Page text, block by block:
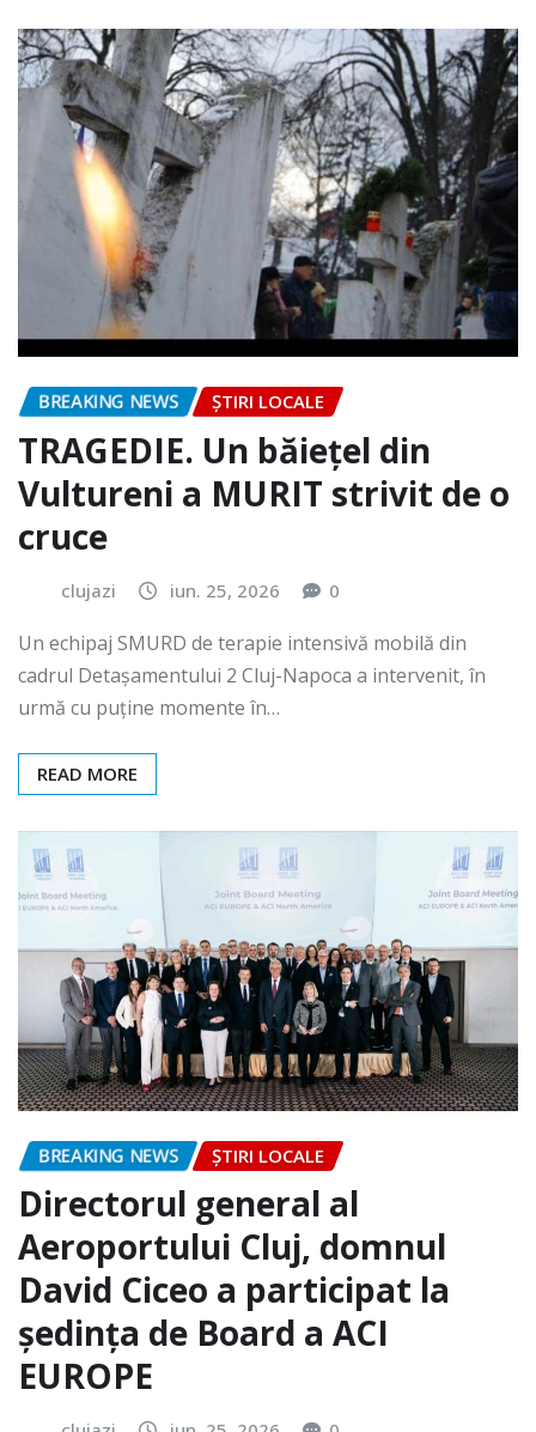
BREAKING NEWS ȘTIRI LOCALE
TRAGEDIE. Un băiețel din
Vultureni a MURIT strivit de o
cruce
clujazi iun. 25, 2026 0
Un echipaj SMURD de terapie intensivă mobilă din
cadrul Detașamentului 2 Cluj-Napoca a intervenit, în
urmă cu puține momente în…
READ MORE
BREAKING NEWS ȘTIRI LOCALE
Directorul general al
Aeroportului Cluj, domnul
David Ciceo a participat la
ședința de Board a ACI
EUROPE